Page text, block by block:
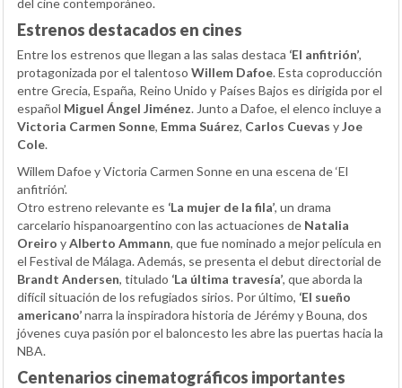
Estrenos destacados en cines
Entre los estrenos que llegan a las salas destaca ‘El anfitrión’,
protagonizada por el talentoso Willem Dafoe. Esta coproducción
entre Grecia, España, Reino Unido y Países Bajos es dirigida por el
español Miguel Ángel Jiménez. Junto a Dafoe, el elenco incluye a
Victoria Carmen Sonne, Emma Suárez, Carlos Cuevas yJoe
Cole.
Willem Dafoe y Victoria Carmen Sonne en una escena de ‘El
anfitrión’.
Otro estreno relevante es ‘La mujer de la fila’, un drama
carcelario hispanoargentino con las actuaciones de Natalia
Oreiro yAlberto Ammann, que fue nominado a mejor película en
el Festival de Málaga. Además, se presenta el debut directorial de
Brandt Andersen, titulado ‘La última travesía’, que aborda la
difícil situación de los refugiados sirios. Por último, ‘El sueño
americano’narra la inspiradora historia de Jérémy y Bouna, dos
jóvenes cuya pasión por el baloncesto les abre las puertas hacia la
NBA.
Centenarios cinematográficos importantes